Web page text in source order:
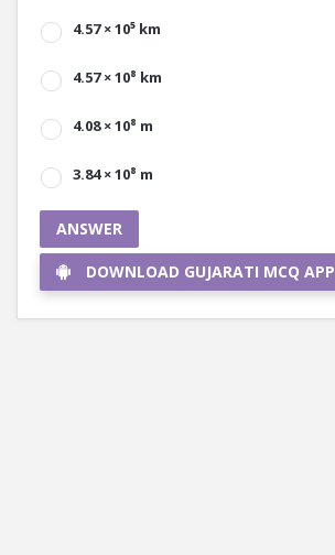
4.57 × 10⁵ km
4.57 × 10⁸ km
4.08 × 10⁸ m
3.84 × 10⁸ m
ANSWER
DOWNLOAD GUJARATI MCQ APP